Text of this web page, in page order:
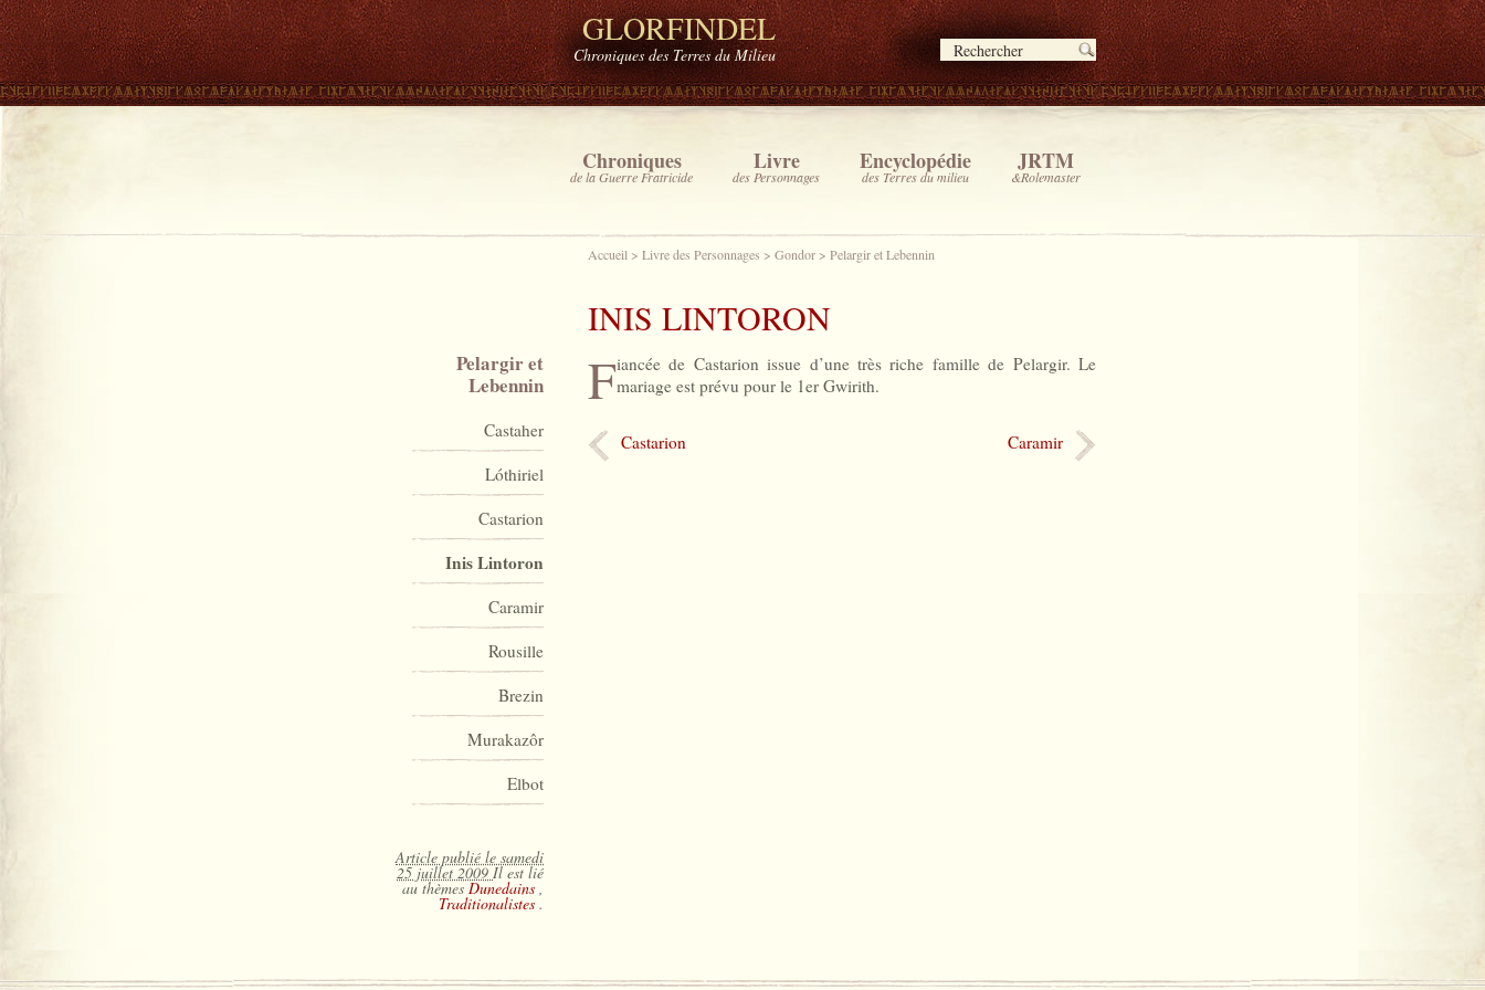
GLORFINDEL
Chroniques des Terres du Milieu
JRTM
&Rolemaster
Encyclopédie
des Terres du milieu
Livre
des Personnages
Chroniques
de la Guerre Fratricide
Accueil > Livre des Personnages > Gondor> Pelargir et Lebennin
INIS LINTORON
Fiancée de Castarion issue d’une très riche famille de Pelargir. Le
mariage est prévu pour le 1er Gwirith.
Castarion Caramir
Pelargir et
Lebennin
Castaher
Lóthiriel
Castarion
Inis Lintoron
Caramir
Rousille
Brezin
Murakazôr
Elbot
Article publié le samedi
25 juillet 2009Il est lié
au thèmesDunedains ,
Traditionalistes .